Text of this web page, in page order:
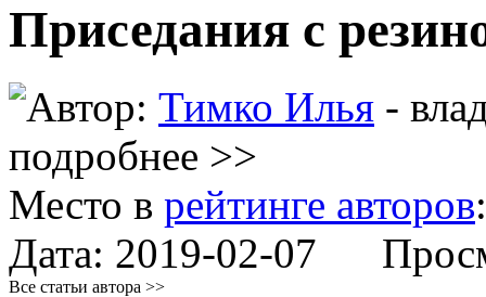
Приседания с
Автор: Тимко Илья -
подробнее >>
Место в рейтинге авторов
Дата: 2019-02-07
Все статьи автора >>